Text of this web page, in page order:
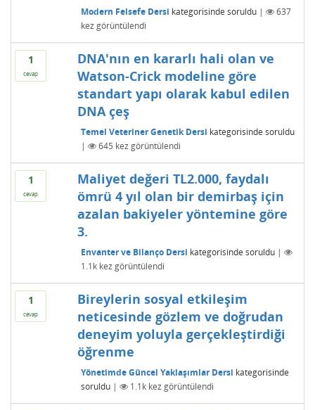
Modern Felsefe Dersi kategorisinde soruldu |
637
kez görüntülendi
1
cevap
DNA'nın en kararlı hali olan ve
Watson-Crick modeline göre
standart yapı olarak kabul edilen
DNA çeş
Temel Veteriner Genetik Dersi kategorisinde soruldu
|
645 kez görüntülendi
1
cevap
Maliyet değeri TL2.000, faydalı
ömrü 4 yıl olan bir demirbaş için
azalan bakiyeler yöntemine göre
3.
Envanter ve Bilanço Dersi kategorisinde soruldu |
1.1kkez görüntülendi
1
cevap
Bireylerin sosyal etkileşim
neticesinde gözlem ve doğrudan
deneyim yoluyla gerçekleştirdiği
öğrenme
Yönetimde Güncel Yaklaşımlar Dersi kategorisinde
soruldu | 1.1kkez görüntülendi